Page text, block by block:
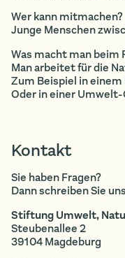
Wer kann mitmachen?
Junge Menschen
Was macht man beim
Man arbeitet für die
Zum Beispiel in
Oder in einer
Kontakt
Sie haben Fragen?
Dann schreiben Sie
Stiftung Umwelt,
Steubenallee 2
39104 Magdeburg